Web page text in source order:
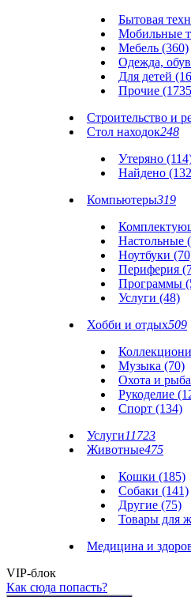
Бытовая
Мобильные
Мебель (360)
Одежда,
Для детей
Прочие
Строительство и
Стол находок248
Утеряно
Найдено
Компьютеры319
Настольные
Ноутбуки
Периферия
Программы
Услуги (48)
Хобби и отдых509
Музыка (70)
Охота и
Рукоделие
Спорт (134)
Услуги11723
Животные475
Кошки (185)
Собаки (141)
Другие (75)
Товары для
Медицина и
VIP-блок
Как сюда попасть?